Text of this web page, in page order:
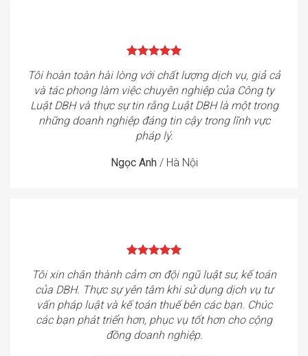
Tôi hoàn toàn hài lòng với chất lượng dịch vụ, giả cả
và tác phong làm việc chuyên nghiệp của Công ty
Luật DBH và thực sự tin rằng Luật DBH là một trong
những doanh nghiệp đáng tin cậy trong lĩnh vực
pháp lý.
Ngọc Anh / Hà Nội
Tôi xin chân thành cảm ơn đội ngũ luật sư, kế toán
của DBH. Thực sự yên tâm khi sử dụng dịch vụ tư
vấn pháp luật và kế toán thuế bên các bạn. Chúc
các bạn phát triển hơn, phục vụ tốt hơn cho cộng
đồng doanh nghiệp.